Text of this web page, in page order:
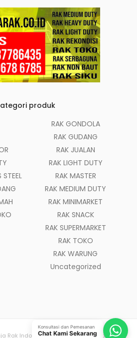
produk
STEEL
RAK GONDOLA
RAK GUDANG
RAK JUALAN
RAK LIGHT DUTY
RAK MASTER
RAK MEDIUM DUTY
RAK MINIMARKET
RAK SNACK
RAK SUPERMARKET
RAK TOKO
RAK WARUNG
Uncategorized
Rak Indonesia- All Rights Reserved
Konsultasi dan Pemesanan
Chat Kami Sekarang